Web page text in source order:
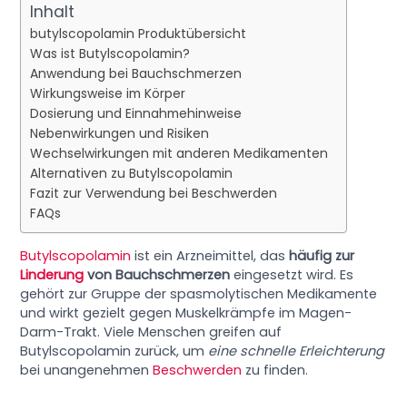
Inhalt
butylscopolamin Produktübersicht
Was ist Butylscopolamin?
Anwendung bei Bauchschmerzen
Wirkungsweise im Körper
Dosierung und Einnahmehinweise
Nebenwirkungen und Risiken
Wechselwirkungen mit anderen Medikamenten
Alternativen zu Butylscopolamin
Fazit zur Verwendung bei Beschwerden
FAQs
Butylscopolamin ist ein Arzneimittel, dashäufig zur
Linderung von Bauchschmerzen eingesetzt wird. Es
gehört zur Gruppe der spasmolytischen Medikamente
und wirkt gezielt gegen Muskelkrämpfe im Magen-
Darm-Trakt. Viele Menschen greifen auf
Butylscopolamin zurück, um eine schnelle Erleichterung
bei unangenehmenBeschwerden zu finden.